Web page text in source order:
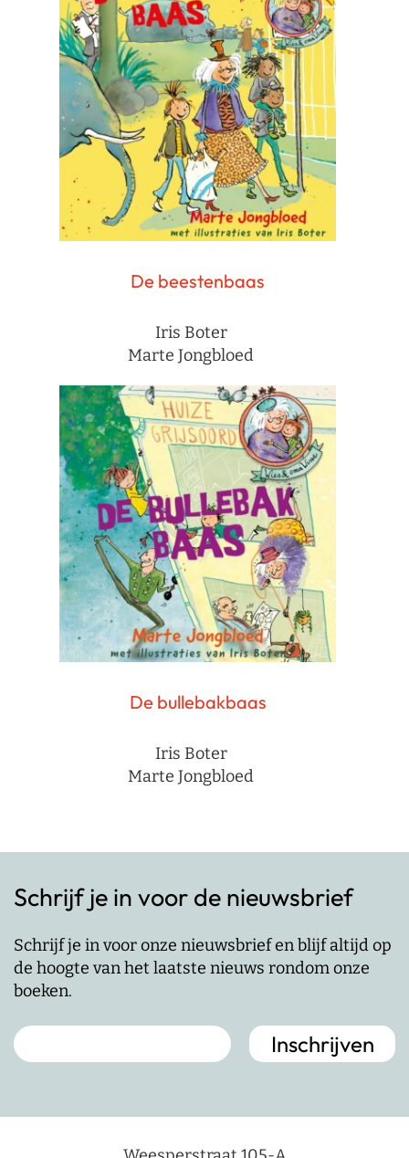
De beestenbaas
Iris Boter
Marte Jongbloed
De bullebakbaas
Iris Boter
Marte Jongbloed
Schrijf je in voor de nieuwsbrief
Schrijf je in voor onze nieuwsbrief en blijf altijd op
de hoogte van het laatste nieuws rondom onze
boeken.